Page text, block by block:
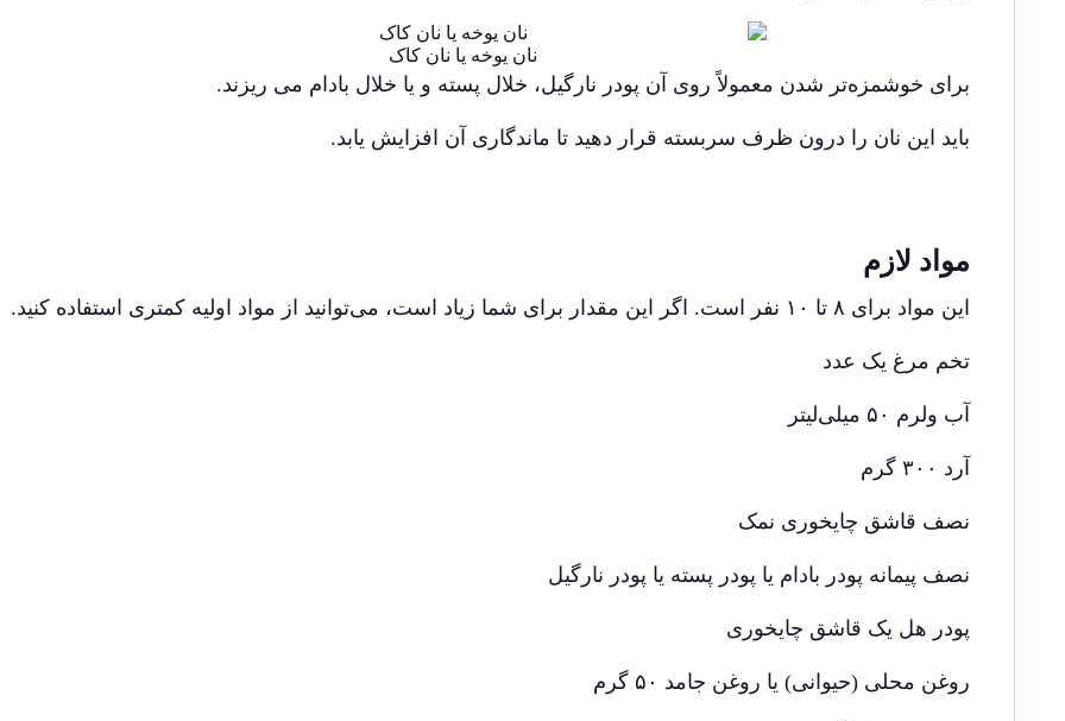
نان یوخه یا نان کاک
برای خوشمزه‌تر شدن معمولاً روی آن پودر نارگیل، خلال پسته و یا خلال بادام می ریزند.
باید این نان را درون ظرف سربسته قرار دهید تا ماندگاری آن افزایش یابد.
مواد لازم
این مواد برای ۸ تا ۱۰ نفر است. اگر این مقدار برای شما زیاد است، می‌توانید از مواد اولیه کمتری استفاده کنید.
تخم مرغ یک عدد
آب ولرم ۵۰ میلی‌لیتر
آرد ۳۰۰ گرم
نصف قاشق چایخوری نمک
نصف پیمانه پودر بادام یا پودر پسته یا پودر نارگیل
پودر هل یک قاشق چایخوری
روغن محلی (حیوانی) یا روغن جامد ۵۰ گرم